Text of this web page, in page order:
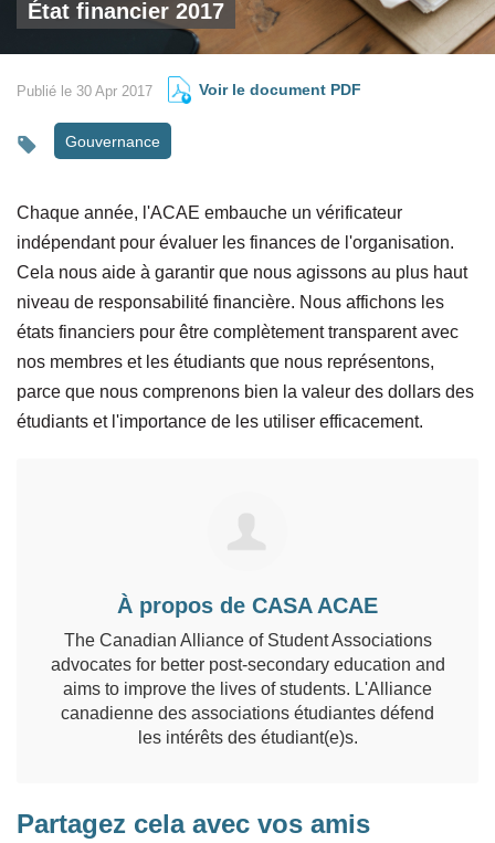
État financier 2017
Publié le 30 Apr 2017 Voir le document PDF
Gouvernance
Chaque année, l'ACAE embauche un vérificateur
indépendant pour évaluer les finances de l'organisation.
Cela nous aide à garantir que nous agissons au plus haut
niveau de responsabilité financière. Nous affichons les
états financiers pour être complètement transparent avec
nos membres et les étudiants que nous représentons,
parce que nous comprenons bien la valeur des dollars des
étudiants et l'importance de les utiliser efficacement.
À propos de CASA ACAE
The Canadian Alliance of Student Associations
advocates for better post-secondary education and
aims to improve the lives of students. L'Alliance
canadienne des associations étudiantes défend
les intérêts des étudiant(e)s.
Partagez cela avec vos amis